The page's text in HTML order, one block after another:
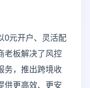
0元开户、灵活配
老板解决了风控
务，推出跨境收
供更高效、更安